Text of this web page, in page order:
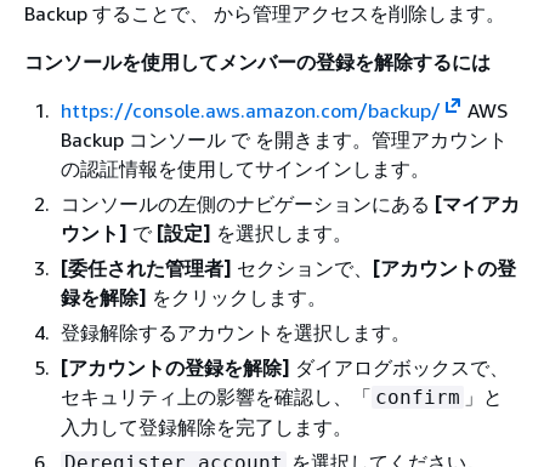
Backup することで、 から管理アクセスを削除します。
コンソールを使用してメンバーの登録を解除するには
https://console.aws.amazon.com/backup/
AWS
Backup コンソール で を開きます。管理アカウント
の認証情報を使用してサインインします。
コンソールの左側のナビゲーションにある [マイアカ
ウント] で [設定] を選択します。
[委任された管理者] セクションで、
[アカウントの登
録を解除] をクリックします。
登録解除するアカウントを選択します。
[アカウントの登録を解除] ダイアログボックスで、
セキュリティ上の影響を確認し、「 confirm 」と
入力して登録解除を完了します。